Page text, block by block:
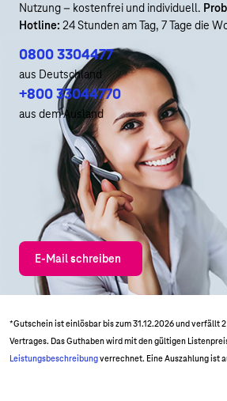
Nutzung – kostenfrei und individuell.
Hotline: 24 Stunden am Tag, 7 Tage die
0800 3304477
aus Deutschland
+800 33044770
aus dem Ausland
E-Mail schreiben
*Gutschein ist einlösbar bis zum 31.12.2026 und verfällt
Vertrages. Das Guthaben wird mit den gültigen
Leistungsbeschreibungverrechnet. Eine Auszahlung ist